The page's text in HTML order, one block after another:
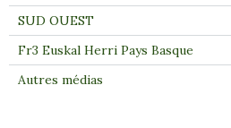
SUD OUEST
Fr3 Euskal Herri Pays Basque
Autres médias